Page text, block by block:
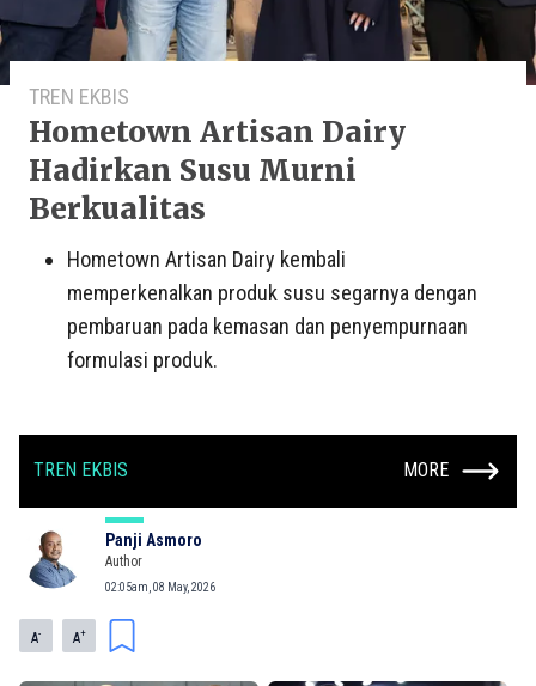
TREN EKBIS
Hometown Artisan Dairy
Hadirkan Susu Murni
Berkualitas
Hometown Artisan Dairy kembali
memperkenalkan produk susu segarnya dengan
pembaruan pada kemasan dan penyempurnaan
formulasi produk.
TREN EKBIS MORE
Panji Asmoro
Author
02:05am, 08 May, 2026
A- A+